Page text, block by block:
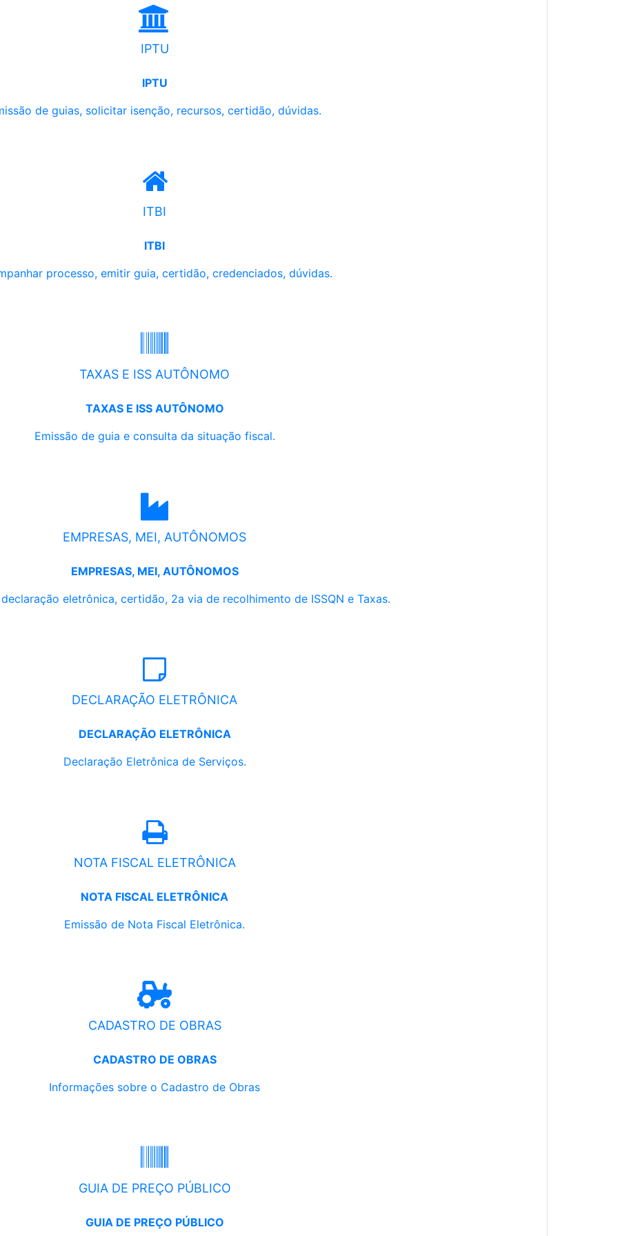
IPTU
IPTU
de guias, solicitar isenção, recursos, certidão, dúvidas.
ITBI
ITBI
processo, emitir guia, certidão, credenciados, dúvidas.
TAXAS E ISS AUTÔNOMO
TAXAS E ISS AUTÔNOMO
Emissão de guia e consulta da situação fiscal.
EMPRESAS, MEI, AUTÔNOMOS
EMPRESAS, MEI, AUTÔNOMOS
eletrônica, certidão, 2a via de recolhimento de ISSQN e Taxas.
DECLARAÇÃO ELETRÔNICA
DECLARAÇÃO ELETRÔNICA
Declaração Eletrônica de Serviços.
NOTA FISCAL ELETRÔNICA
NOTA FISCAL ELETRÔNICA
Emissão de Nota Fiscal Eletrônica.
CADASTRO DE OBRAS
CADASTRO DE OBRAS
Informações sobre o Cadastro de Obras
GUIA DE PREÇO PÚBLICO
GUIA DE PREÇO PÚBLICO